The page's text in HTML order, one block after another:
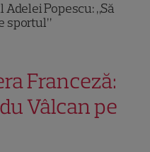
Popescu: „Să
sportul”
Franceză:
Vâlcan pe